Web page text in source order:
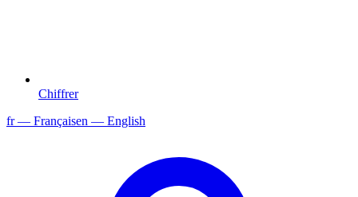
Chiffrer
fr— Françaisen — English